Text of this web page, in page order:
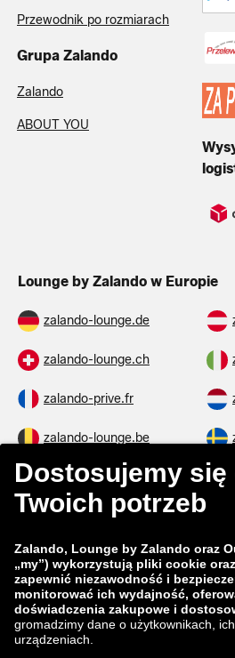
Przewodnik po rozmiarach
Grupa Zalando
Zalando
ABOUT YOU
Lounge by Zalando w Europie
zalando-lounge.de
zalando-lounge.ch
zalando-prive.fr
zalando-lounge.be
zalando-lounge.fi
zalando-lounge.co.uk
zalando-prive.es
zalando-lounge.lt
zalando-lounge.ro